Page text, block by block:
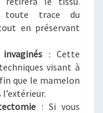
toute trace du
en préservant
: Cette
visant à
que le mamelon
: Si vous